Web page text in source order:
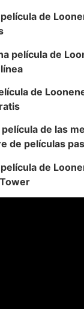
de
película de
de
película de las
de películas
de